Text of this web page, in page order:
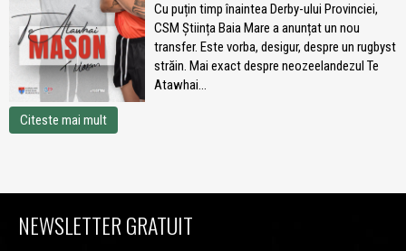
Cu puțin timp înaintea Derby-ului Provinciei,
CSM Știința Baia Mare a anunțat un nou
transfer. Este vorba, desigur, despre un rugbyst
străin. Mai exact despre neozeelandezul Te
Atawhai...
Citeste mai mult
NEWSLETTER GRATUIT